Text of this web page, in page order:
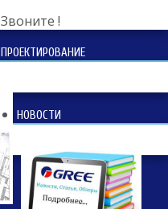
Звоните !
ПРОЕКТИРОВАНИЕ
НОВОСТИ